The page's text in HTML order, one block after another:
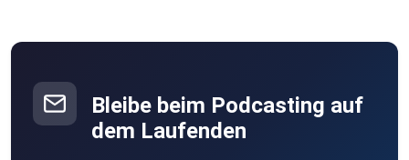
Bleibe beim Podcasting auf
dem Laufenden